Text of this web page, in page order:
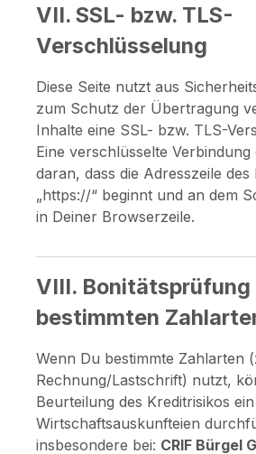
VII. SSL- bzw. TLS-
Verschlüsselung
Diese Seite nutzt aus
zum Schutz der Übertragung
Inhalte eine SSL- bzw. TLS-
Eine verschlüsselte
daran, dass die Adresszeile
„https://“ beginnt und an dem
in Deiner Browserzeile.
VIII. Bonitätsprüfung
bestimmten
Wenn Du bestimmte Zahlarten
Rechnung/Lastschrift) nutzt,
Beurteilung des Kreditrisikos
Wirtschaftsauskunfteien
insbesondere bei: CRIF Bürgel